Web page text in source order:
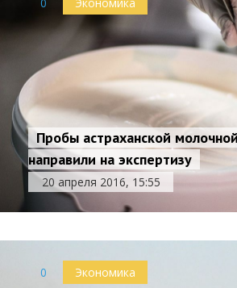
Пробы астраханской
направили на экспертизу
20 апреля 2016, 15:55
0 Экономика